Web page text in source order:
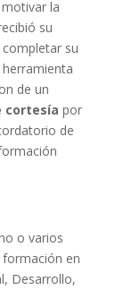
la
su
su
de un
cortesía por
de
o varios
en
Desarrollo,